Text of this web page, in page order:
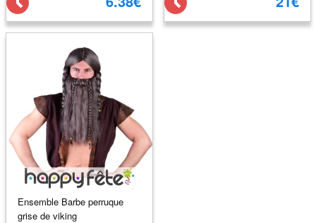
Ensemble Barbe perruque
grise de viking